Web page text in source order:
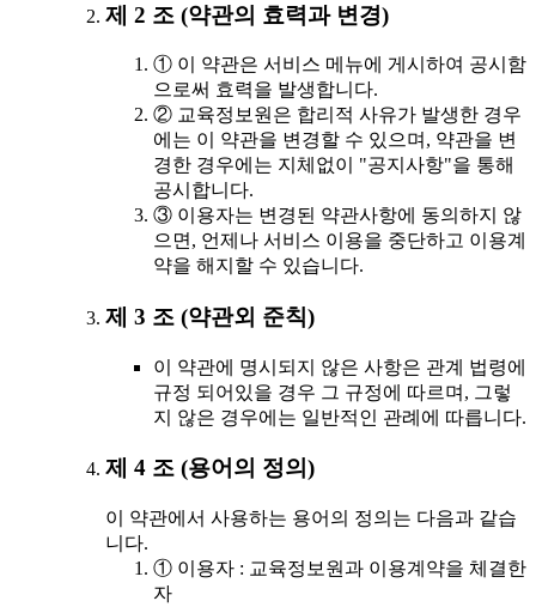
제 2 조 (약관의 효력과 변경)
① 이 약관은 서비스 메뉴에 게시하여 공시함
으로써 효력을 발생합니다.
② 교육정보원은 합리적 사유가 발생한 경우
에는 이 약관을 변경할 수 있으며, 약관을 변
경한 경우에는 지체없이 "공지사항"을 통해
공시합니다.
③ 이용자는 변경된 약관사항에 동의하지 않
으면, 언제나 서비스 이용을 중단하고 이용계
약을 해지할 수 있습니다.
제 3 조 (약관외 준칙)
이 약관에 명시되지 않은 사항은 관계 법령에
규정 되어있을 경우 그 규정에 따르며, 그렇
지 않은 경우에는 일반적인 관례에 따릅니다.
제 4 조 (용어의 정의)
이 약관에서 사용하는 용어의 정의는 다음과 같습
니다.
① 이용자 : 교육정보원과 이용계약을 체결한
자